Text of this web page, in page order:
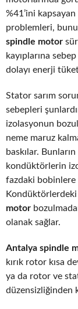
%41’ini
problemleri,
spindle motor
kayıplarına
dolayı enerji
Stator sarım
sebepleri
izolasyonun
neme maruz
baskılar.
kondüktörlerin
fazdaki bobinlere
motor
olanak sağlar.
Antalya spindle
kırık rotor kısa
ya da rotor ve
düzensizliğinden